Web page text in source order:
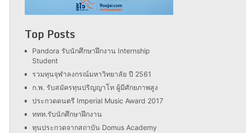
Top Posts
Pandora รับนักศึกษาฝึกงาน Internship
Student
รวมทุนจุฬาลงกรณ์มหาวิทยาลัย ปี 2561
ก.พ. รับสมัครทุนปริญญาโท ผู้มีศักยภาพสูง
ประกวดดนตรี Imperial Music Award 2017
ททท.รับนักศึกษาฝึกงาน
ทุนประกวดจากสถาบัน Domus Academy